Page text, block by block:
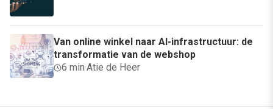
Van online winkel naar AI-infrastructuur: de
transformatie van de webshop
6 min·Atie de Heer